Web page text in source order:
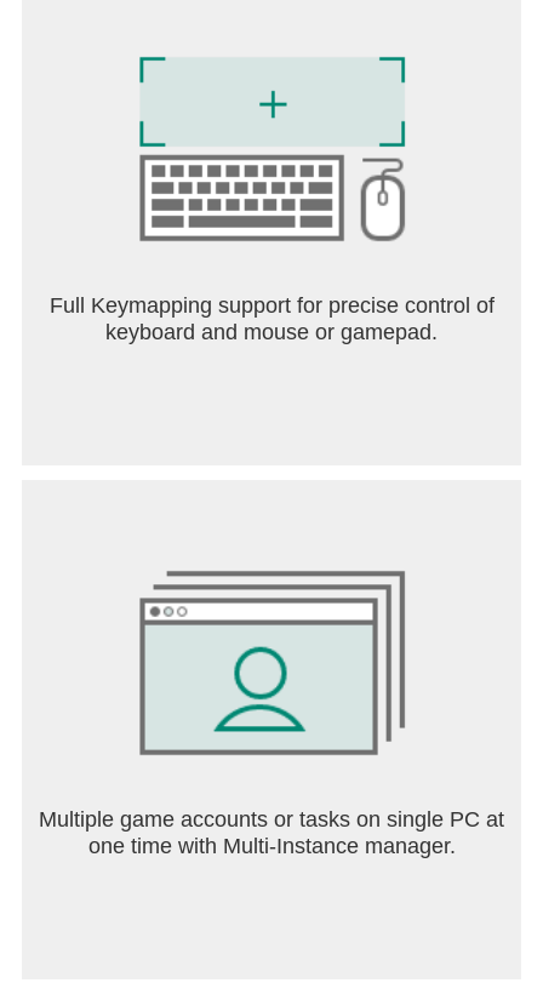
Full Keymapping support for precise control of
keyboard and mouse or gamepad.
Multiple game accounts or tasks on single PC at
one time with Multi-Instance manager.